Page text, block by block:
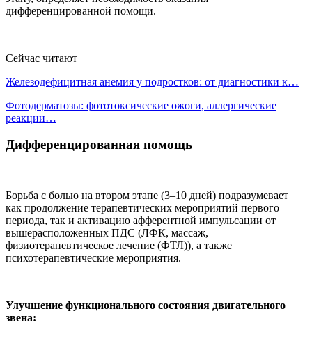
дифференцированной помощи.
Сейчас читают
Железодефицитная анемия у подростков: от диагностики к…
Фотодерматозы: фототоксические ожоги, аллергические
реакции…
Дифференцированная помощь
Борьба с болью на втором этапе (3–10 дней) подразумевает
как продолжение терапевтических мероприятий первого
периода, так и активацию афферентной импульсации от
вышерасположенных ПДС (ЛФК, массаж,
физиотерапевтическое лечение (ФТЛ)), а также
психотерапевтические мероприятия.
Улучшение функционального состояния двигательного
звена: